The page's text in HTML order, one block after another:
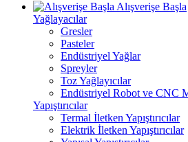
Alışverişe Başla
Yağlayacılar
Gresler
Pasteler
Endüstriyel Yağlar
Spreyler
Toz Yağlayıcılar
Endüstriyel Robot ve CNC
Yapıştırıcılar
Termal İletken Yapıştırıcılar
Elektrik İletken Yapıştırıcılar